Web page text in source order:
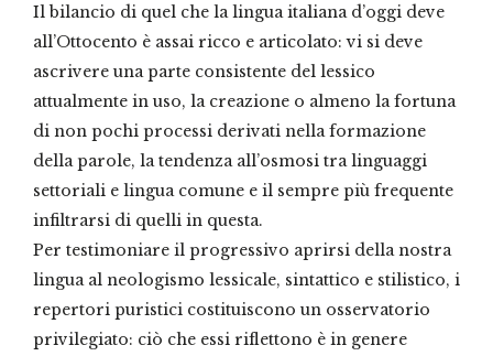
Il bilancio di quel che la lingua italiana d’oggi deve
all’Ottocento è assai ricco e articolato: vi si deve
ascrivere una parte consistente del lessico
attualmente in uso, la creazione o almeno la fortuna
di non pochi processi derivati nella formazione
della parole, la tendenza all’osmosi tra linguaggi
settoriali e lingua comune e il sempre più frequente
infiltrarsi di quelli in questa.
Per testimoniare il progressivo aprirsi della nostra
lingua al neologismo lessicale, sintattico e stilistico, i
repertori puristici costituiscono un osservatorio
privilegiato: ciò che essi riflettono è in genere